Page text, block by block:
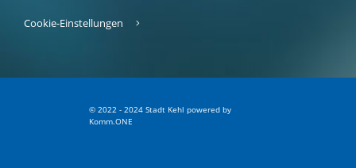
Cookie-Einstellungen
© 2022 - 2024 Stadt Kehl powered by
Komm.ONE